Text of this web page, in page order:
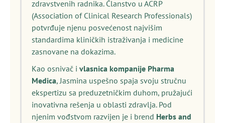
zdravstvenih radnika. Članstvo u ACRP
(Association of Clinical Research Professionals)
potvrđuje njenu posvećenost najvišim
standardima kliničkih istraživanja i medicine
zasnovane na dokazima.
Kao osnivač i vlasnica kompanije Pharma
Medica, Jasmina uspešno spaja svoju stručnu
ekspertizu sa preduzetničkim duhom, pružajući
inovativna rešenja u oblasti zdravlja. Pod
njenim vođstvom razvijen je i brend Herbs and